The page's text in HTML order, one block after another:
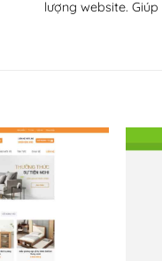
lượng website.